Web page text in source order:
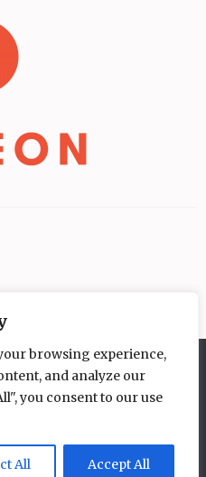
browsing experience,
and analyze our
you consent to our use
All Accept All
Wenn du die Website weiter
Einverständnis aus.